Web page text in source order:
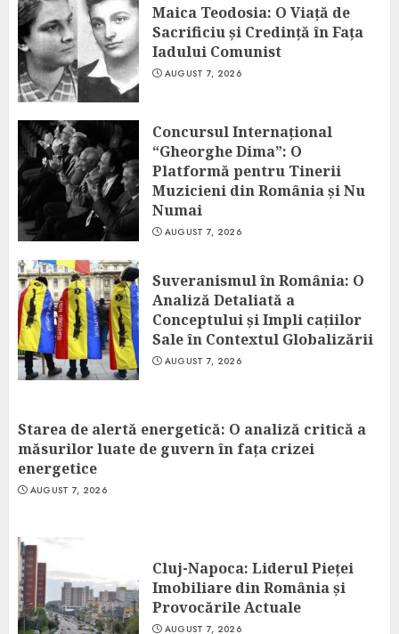
Maica Teodosia: O Viață de
Sacrificiu și Credință în Fața
Iadului Comunist
AUGUST 7, 2026
Concursul Internațional
“Gheorghe Dima”: O
Platformă pentru Tinerii
Muzicieni din România și Nu
Numai
AUGUST 7, 2026
Suveranismul în România: O
Analiză Detaliată a
Conceptului și Impli cațiilor
Sale în Contextul Globalizării
AUGUST 7, 2026
Starea de alertă energetică: O analiză critică a
măsurilor luate de guvern în fața crizei
energetice
AUGUST 7, 2026
Cluj-Napoca: Liderul Pieței
Imobiliare din România și
Provocările Actuale
AUGUST 7, 2026